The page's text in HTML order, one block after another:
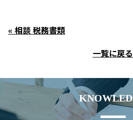
« 相談 税務書類
一覧に戻る